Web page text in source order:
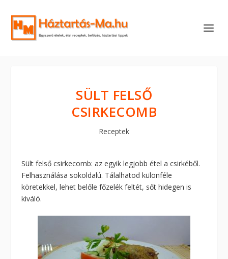
SÜLT FELSŐ
CSIRKECOMB
Receptek
Sült felső csirkecomb: az egyik legjobb étel a csirkéből.
Felhasználása sokoldalú. Tálalhatod különféle
köretekkel, lehet belőle főzelék feltét, sőt hidegen is
kiváló.